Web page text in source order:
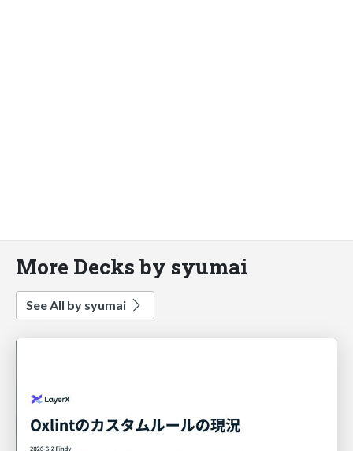
More Decks by syumai
See All by syumai